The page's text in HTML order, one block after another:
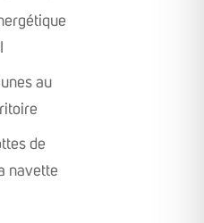
au
de
navette